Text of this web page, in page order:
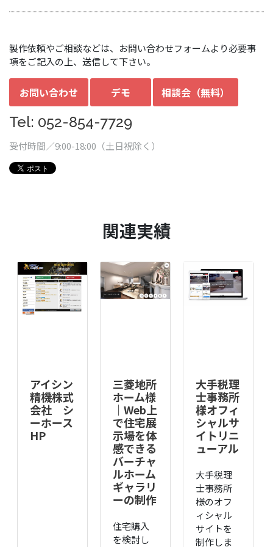
製作依頼やご相談などは、お問い合わせフォームより必要事
項をご記入の上、送信して下さい。
お問い合わせ デモ 相談会（無料）
Tel: 052-854-7729
受付時間／9:00-18:00（土日祝除く）
関連実績
アイシン
精機株式
会社 シ
ーホース
HP
三菱地所
ホーム様
｜Web上
で住宅展
示場を体
感できる
バーチャ
ルホーム
ギャラリ
ーの制作
住宅購入
を検討し
大手税理
士事務所
様オフィ
シャルサ
イトリニ
ューアル
大手税理
士事務所
様のオフ
ィシャル
サイトを
制作しま